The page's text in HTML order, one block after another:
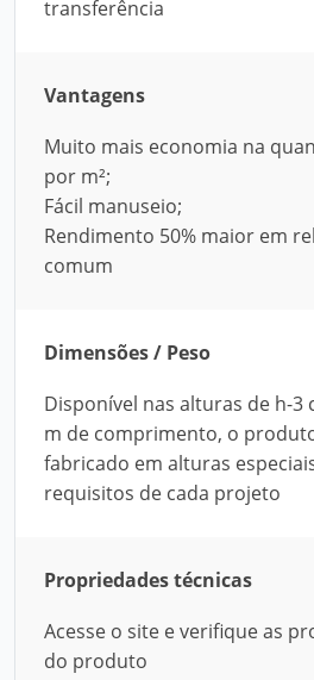
transferência
Vantagens
Muito mais economia na
por m²;
Fácil manuseio;
Rendimento 50% maior em
comum
Dimensões / Peso
Disponível nas alturas de h-3
m de comprimento, o
fabricado em alturas
requisitos de cada projeto
Propriedades técnicas
Acesse o site e verifique as
do produto